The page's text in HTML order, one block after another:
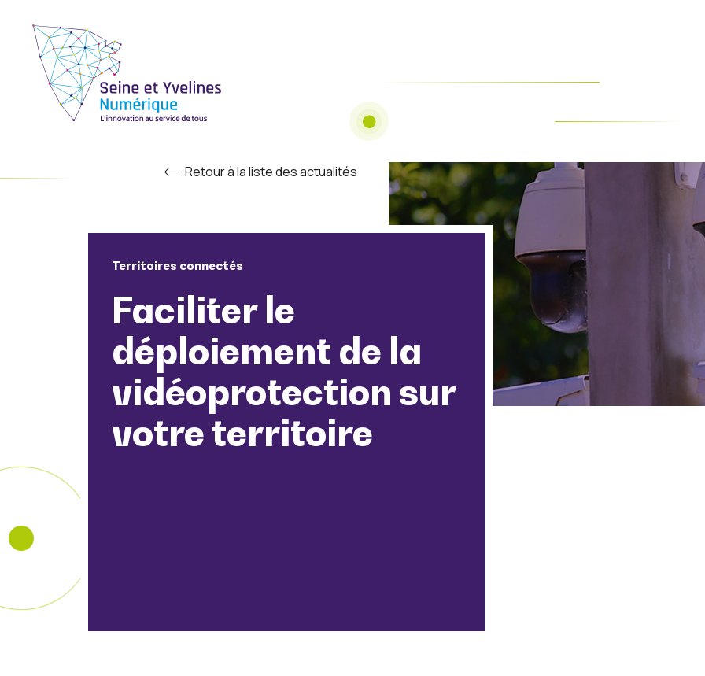
Retour à la liste des actualités
Territoires connectés
Faciliter le
déploiement de la
vidéoprotection sur
votre territoire